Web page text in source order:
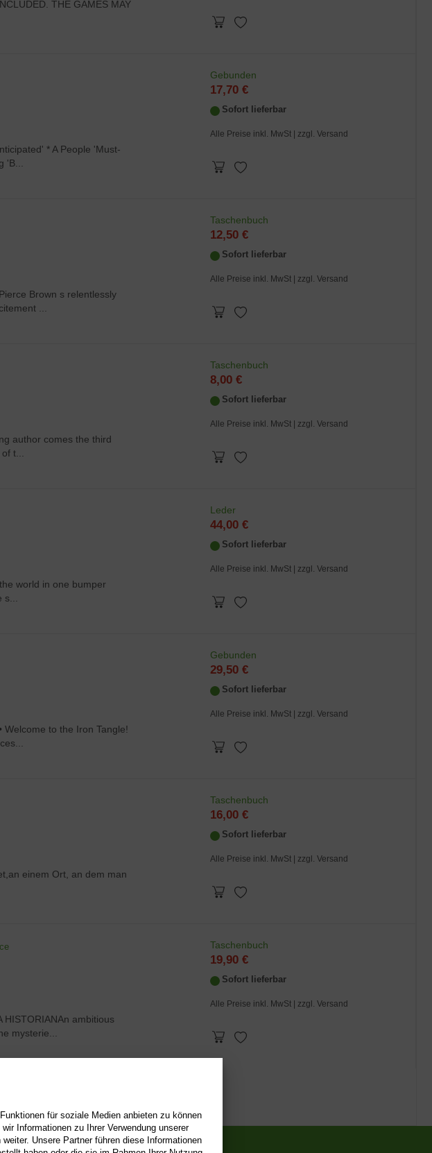
THE GAMES MAY
* A People 'Must-
Gebunden
17,70 €
Sofort lieferbar
Alle Preise inkl. MwSt |zzgl. Versand
Brown s relentlessly
...
Taschenbuch
12,50 €
Sofort lieferbar
Alle Preise inkl. MwSt |zzgl. Versand
author comes the third
t...
Taschenbuch
8,00 €
Sofort lieferbar
Alle Preise inkl. MwSt |zzgl. Versand
world in one bumper
Leder
44,00 €
Sofort lieferbar
Alle Preise inkl. MwSt |zzgl. Versand
Welcome to the Iron Tangle!
Gebunden
29,50 €
Sofort lieferbar
Alle Preise inkl. MwSt |zzgl. Versand
einem Ort, an dem man
Taschenbuch
16,00 €
Sofort lieferbar
Alle Preise inkl. MwSt |zzgl. Versand
HISTORIANAn ambitious
mysterie...
Taschenbuch
19,90 €
Sofort lieferbar
Alle Preise inkl. MwSt |zzgl. Versand
für soziale Medien anbieten zu können
Informationen zu Ihrer Verwendung unserer
Unsere Partner führen diese Informationen